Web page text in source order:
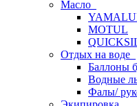
Масло
MOTUL
Отдых на воде
Баллоны
Водные
Фалы/